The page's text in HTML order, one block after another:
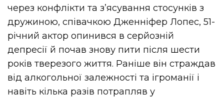
через конфлікти та з’ясування стосунків з
дружиною, співачкою Дженніфер Лопес, 51-
річний актор опинився в серйозній
депресії й почав знову пити після шести
років тверезого життя. Раніше він страждав
від алкогольної залежності та ігроманії і
навіть кілька разів потрапляв у